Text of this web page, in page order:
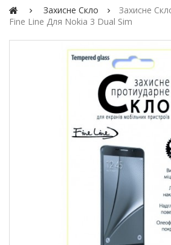
Захисне Скло
Захисне
Fine Line Для Nokia 3 Dual Sim